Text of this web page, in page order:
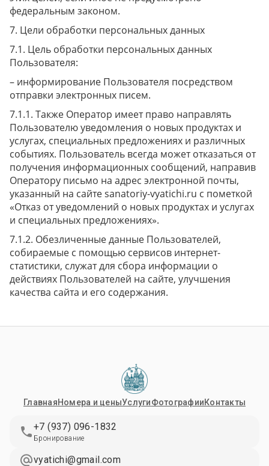
федеральным законом.
Цели обработки персональных данных
Цель обработки персональных данных
Пользователя:
– информирование Пользователя посредством
отправки электронных писем.
Также Оператор имеет право направлять
Пользователю уведомления о новых продуктах и
услугах, специальных предложениях и различных
событиях. Пользователь всегда может отказаться от
получения информационных сообщений, направив
Оператору письмо на адрес электронной почты,
указанный на сайте sanatoriy-vyatichi.ru с пометкой
«Отказ от уведомлений о новых продуктах и услугах
и специальных предложениях».
Обезличенные данные Пользователей,
собираемые с помощью сервисов интернет-
статистики, служат для сбора информации о
действиях Пользователей на сайте, улучшения
качества сайта и его содержания.
ГлавнаяНомера и ценыУслугиФотографииКонтакты
+7 (937) 096-1832
Бронирование
vyatichi@gmail.com